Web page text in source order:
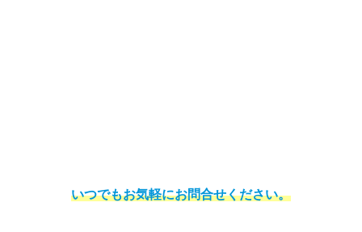
いつでもお気軽にお問合せください。